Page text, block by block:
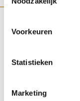
Voorkeuren
Statistieken
Marketing